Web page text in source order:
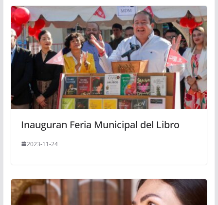
Inauguran Feria Municipal del Libro
2023-11-24